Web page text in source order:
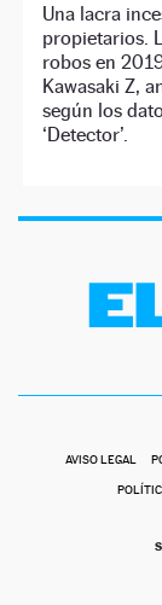
Una lacra
propietarios.
robos en
Kawasaki Z,
según los
‘Detector’.
AVISO LEGAL